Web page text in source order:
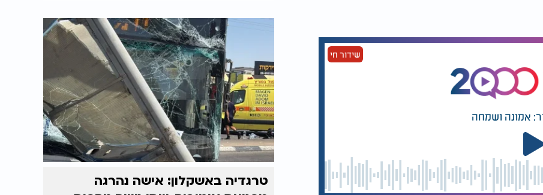
שידור חי
אמונה ושמחה
טרגדיה באשקלון: אישה נהרגה